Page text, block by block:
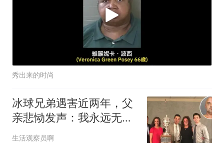
秀出来的时尚
冰球兄弟遇害近两年，父
亲悲恸发声：我永远无法
原谅凶手
生活观察员啊